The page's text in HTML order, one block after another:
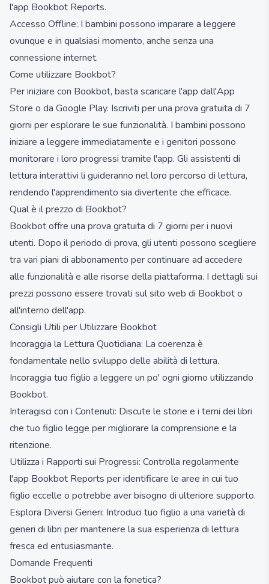
l'app Bookbot Reports.
Accesso Offline: I bambini possono imparare a leggere
ovunque e in qualsiasi momento, anche senza una
connessione internet.
Come utilizzare Bookbot?
Per iniziare con Bookbot, basta scaricare l'app dall'App
Store o da Google Play. Iscriviti per una prova gratuita di 7
giorni per esplorare le sue funzionalità. I bambini possono
iniziare a leggere immediatamente e i genitori possono
monitorare i loro progressi tramite l'app. Gli assistenti di
lettura interattivi li guideranno nel loro percorso di lettura,
rendendo l'apprendimento sia divertente che efficace.
Qual è il prezzo di Bookbot?
Bookbot offre una prova gratuita di 7 giorni per i nuovi
utenti. Dopo il periodo di prova, gli utenti possono scegliere
tra vari piani di abbonamento per continuare ad accedere
alle funzionalità e alle risorse della piattaforma. I dettagli sui
prezzi possono essere trovati sul sito web di Bookbot o
all'interno dell'app.
Consigli Utili per Utilizzare Bookbot
Incoraggia la Lettura Quotidiana: La coerenza è
fondamentale nello sviluppo delle abilità di lettura.
Incoraggia tuo figlio a leggere un po' ogni giorno utilizzando
Bookbot.
Interagisci con i Contenuti: Discute le storie e i temi dei libri
che tuo figlio legge per migliorare la comprensione e la
ritenzione.
Utilizza i Rapporti sui Progressi: Controlla regolarmente
l'app Bookbot Reports per identificare le aree in cui tuo
figlio eccelle o potrebbe aver bisogno di ulteriore supporto.
Esplora Diversi Generi: Introduci tuo figlio a una varietà di
generi di libri per mantenere la sua esperienza di lettura
fresca ed entusiasmante.
Domande Frequenti
Bookbot può aiutare con la fonetica?